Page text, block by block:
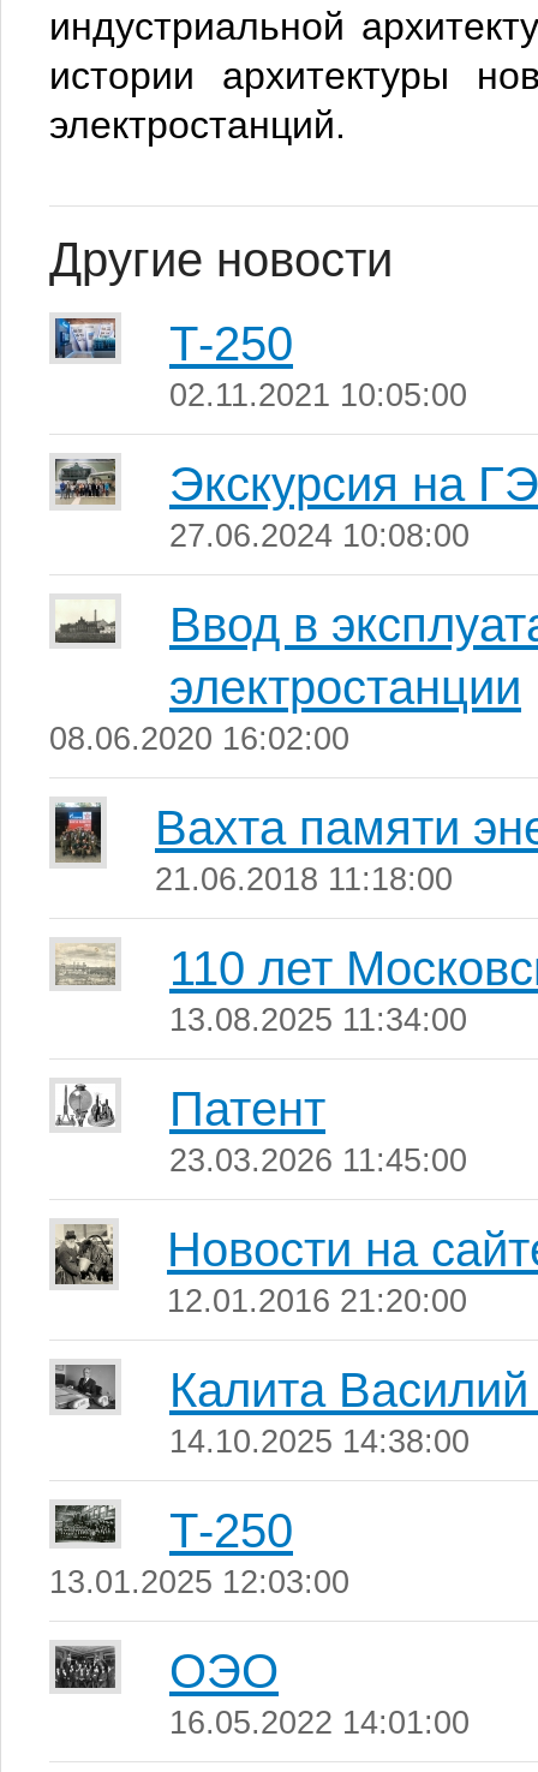
индустриальной
истории архитектуры
электростанций.
Другие новости
Т-250
02.11.2021 10:05:00
Экскурсия на
27.06.2024 10:08:00
Ввод в
электростанции
08.06.2020 16:02:00
Вахта памяти
21.06.2018 11:18:00
110 лет
13.08.2025 11:34:00
Патент
23.03.2026 11:45:00
Новости на
12.01.2016 21:20:00
Калита
14.10.2025 14:38:00
Т-250
13.01.2025 12:03:00
ОЭО
16.05.2022 14:01:00